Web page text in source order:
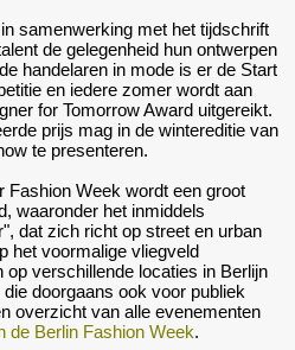
samenwerking met het tijdschrift
de gelegenheid hun ontwerpen
handelaren in mode is er de Start
en iedere zomer wordt aan
for Tomorrow Award uitgereikt.
prijs mag in de wintereditie van
te presenteren.
Fashion Week wordt een groot
waaronder het inmiddels
dat zich richt op street en urban
het voormalige vliegveld
op verschillende locaties in Berlijn
doorgaans ook voor publiek
overzicht van alle evenementen
de Berlin Fashion Week.